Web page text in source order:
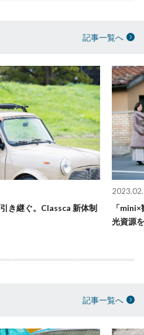
記事一覧へ
き継ぐ。Classca 新体制
「
光資源
記事一覧へ